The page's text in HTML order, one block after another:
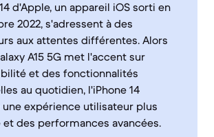
d'Apple, un appareil iOS sorti en
2022, s'adressent à des
aux attentes différentes. Alors
A15 5G met l'accent sur
et des fonctionnalités
au quotidien, l'iPhone 14
expérience utilisateur plus
des performances avancées.